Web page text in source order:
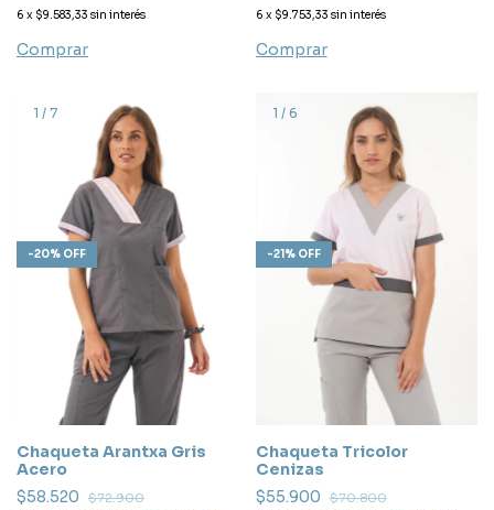
6 x $9.583,33 sin interés
Comprar
6 x $9.753,33 sin interés
Comprar
1 / 7
-20% OFF
Chaqueta Arantxa Gris
Acero
$58.520
$72.900
1 / 6
-21% OFF
Chaqueta Tricolor
Cenizas
$55.900
$70.800